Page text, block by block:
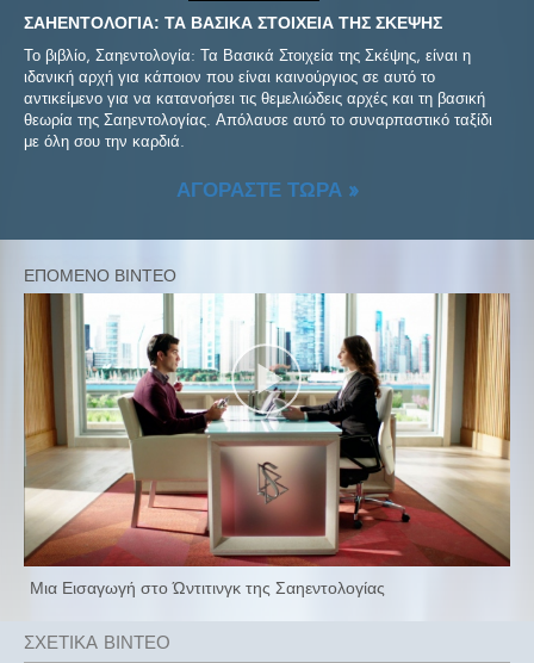
ΣΑΗΕΝΤΟΛΟΓΙΑ: ΤΑ ΒΑΣΙΚΑ ΣΤΟΙΧΕΙΑ ΤΗΣ ΣΚΕΨΗΣ
Το βιβλίο, Σαηεντολογία: Τα Βασικά Στοιχεία της Σκέψης, είναι η
ιδανική αρχή για κάποιον που είναι καινούργιος σε αυτό το
αντικείμενο για να κατανοήσει τις θεμελιώδεις αρχές και τη βασική
θεωρία της Σαηεντολογίας. Απόλαυσε αυτό το συναρπαστικό ταξίδι
με όλη σου την καρδιά.
ΑΓΟΡΑΣΤΕ ΤΩΡΑ »
Μια Εισαγωγή στο Ώντιτινγκ της Σαηεντολογίας